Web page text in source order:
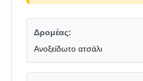
Δρομέας:
Ανοξείδωτο ατσάλι